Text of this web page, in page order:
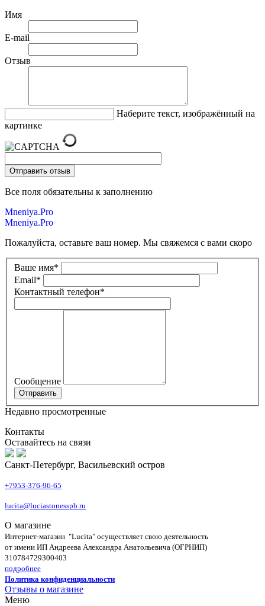
Имя
E-mail
Отзыв
Наберите текст, изображённый на
картинке
Все поля обязательны к заполнению
Mneniya.Pro
Mneniya.Pro
Пожалуйста, оставьте ваш номер. Мы свяжемся с вами скоро
Ваше имя*
Email*
Контактный телефон*
Сообщение
Недавно просмотренные
Контакты
Оставайтесь на связи
Санкт-Петербург, Васильевский остров
+7953-376-96-65
lucita@luciastonesspb.ru
О магазине
Интернет-магазин "Lucita" осуществляет свою деятельность
от имени ИП Андреева Александра Анатольевича (ОГРНИП)
310784729300403
подробнее
Политика конфиденциальности
Отзывы о магазине
Меню